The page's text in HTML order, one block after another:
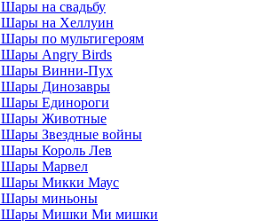
Шары на свадьбу
Шары на Хеллуин
Шары по мультигероям
Шары Angry Birds
Шары Винни-Пух
Шары Динозавры
Шары Единороги
Шары Животные
Шары Звездные войны
Шары Король Лев
Шары Марвел
Шары Микки Маус
Шары миньоны
Шары Мишки Ми мишки